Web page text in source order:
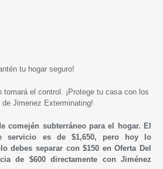
én tu hogar seguro!
tomará el control. ¡Protege tu casa con los
de Jimenez Exterminating!
comején subterráneo para el hogar. El
servicio es de $1,650, pero hoy lo
debes separar con $150 en Oferta Del
de $600 directamente con Jiménez